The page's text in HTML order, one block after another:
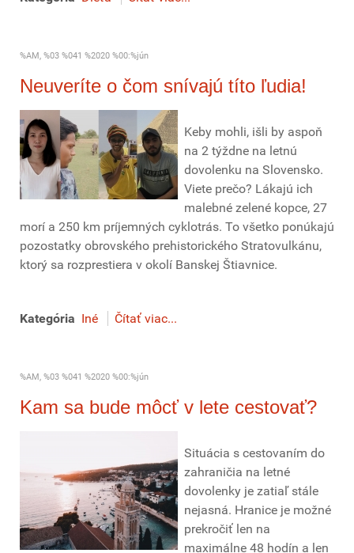
%AM, %03 %041 %2020 %00:%jún
Neuveríte o čom snívajú títo ľudia!
Keby mohli, išli by aspoň
na 2 týždne na letnú
dovolenku na Slovensko.
Viete prečo? Lákajú ich
malebné zelené kopce, 27
morí a 250 km príjemných cyklotrás. To všetko ponúkajú
pozostatky obrovského prehistorického Stratovulkánu,
ktorý sa rozprestiera v okolí Banskej Štiavnice.
Kategória Iné Čítať viac...
%AM, %03 %041 %2020 %00:%jún
Kam sa bude môcť v lete cestovať?
Situácia s cestovaním do
zahraničia na letné
dovolenky je zatiaľ stále
nejasná. Hranice je možné
prekročiť len na
maximálne 48 hodín a len